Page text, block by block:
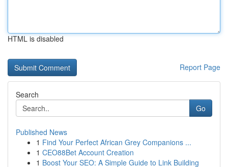
HTML is disabled
Report Page
Search
Go
Published News
1 Find Your Perfect African Grey Companions ...
1 CEO88Bet Account Creation
1 Boost Your SEO: A Simple Guide to Link Building